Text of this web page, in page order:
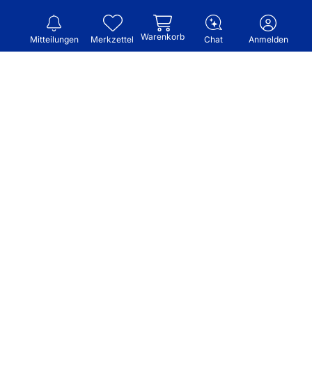
Mitteilungen Merkzettel Warenkorb Chat Anmelden